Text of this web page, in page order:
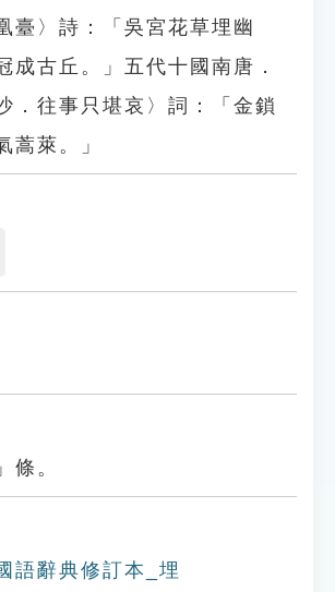
臺〉詩：「吳宮花草埋幽
成古丘。」五代十國南唐．
．往事只堪哀〉詞：「金鎖
蒿萊。」
條。
語辭典修訂本_埋